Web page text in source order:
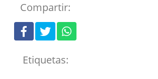
Compartir:
Etiquetas: